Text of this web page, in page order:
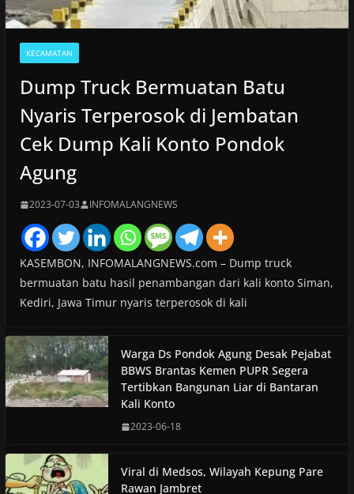
KECAMATAN
Dump Truck Bermuatan Batu
Nyaris Terperosok di Jembatan
Cek Dump Kali Konto Pondok
Agung
2023-07-03 INFOMALANGNEWS
KASEMBON, INFOMALANGNEWS.com – Dump truck
bermuatan batu hasil penambangan dari kali konto Siman,
Kediri, Jawa Timur nyaris terperosok di kali
Warga Ds Pondok Agung Desak Pejabat
BBWS Brantas Kemen PUPR Segera
Tertibkan Bangunan Liar di Bantaran
Kali Konto
2023-06-18
Viral di Medsos, Wilayah Kepung Pare
Rawan Jambret